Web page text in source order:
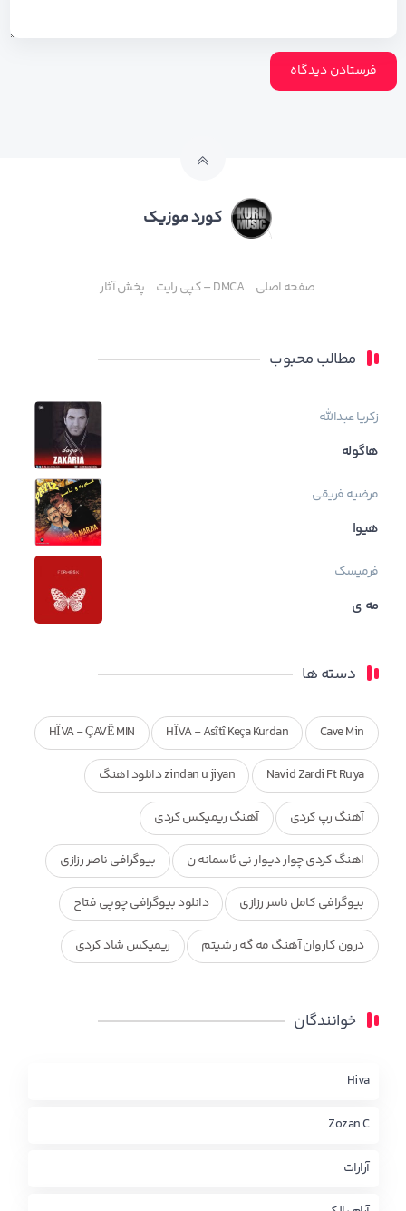
کورد موزیک
صفحه اصلی DMCA – کپی رایت پخش آثار
مطالب محبوب
زکریا عبدالله
هاگوله
مرضیه فریقی
هیوا
فرمیسک
مه ی
دسته ها
Cave Min
HÎVA - Asîtî Keça Kurdan
HÎVA - ÇAVÊ MIN
Navid Zardi Ft Ruya zindan u jiyan دانلود اهنگ
آهنگ رپ کردی آهنگ ریمیکس کردی
اهنگ کردی چوار دیوار نی ئاسمانه ن بیوگرافی ناصر رزازی
بیوگرافی کامل ناسر رزازی دانلود بیوگرافی چوپی فتاح
درون کاروان آهنگ مه گه ر شیتم ریمیکس شاد کردی
محمد جزا
چاو من
خوانندگان
Hiva
Zozan C
آرارات